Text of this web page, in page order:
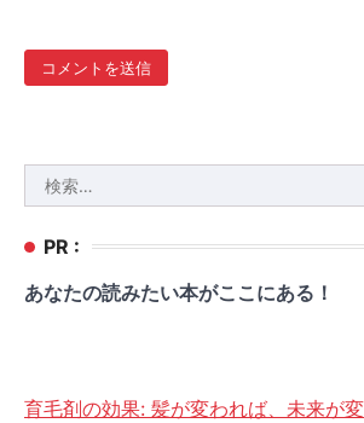
索:
PR :
あなたの読みたい本がここにある！
育毛剤の効果: 髪が変われば、未来が